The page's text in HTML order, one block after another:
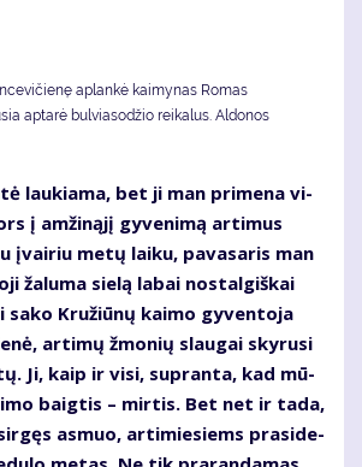
aplankė kaimynas Romas
aptarė bulviasodžio reikalus. Aldonos
lau­kia­ma, bet ji man pri­me­na vi­
į am­ži­ną­jį gy­ve­ni­mą ar­ti­mus
įvai­riu me­tų lai­ku, pa­va­sa­ris man
ža­lu­ma sie­lą la­bai nos­tal­giš­kai
sa­ko Kru­žiū­nų kai­mo gy­ven­to­ja
ar­ti­mų žmo­nių slau­gai sky­ru­si
Ji, kaip ir vi­si, su­pran­ta, kad mū­
baig­tis – mir­tis. Bet net ir ta­da,
as­muo, ar­ti­mie­siems pra­si­de­